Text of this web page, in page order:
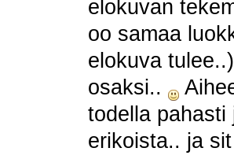
elokuvan
oo samaa
elokuva
osaksi..
todella pahasti
erikoista.. ja